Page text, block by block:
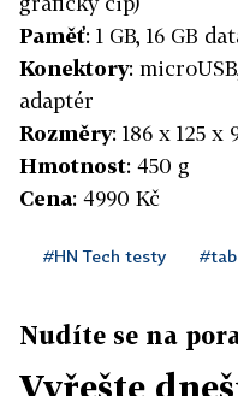
Paměť: 1 GB, 16 GB
Konektory:
adaptér
Rozměry: 186 x 125 x
Hmotnost: 450 g
Cena: 4990 Kč
#HN Tech testy
Nudíte se na
Vyřešte